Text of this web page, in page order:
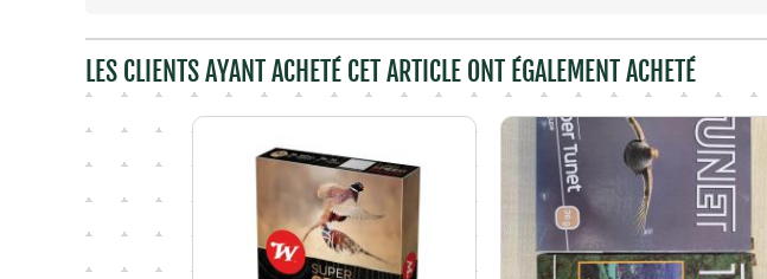
LES CLIENTS AYANT ACHETÉ CET ARTICLE ONT ÉGALEMENT ACHETÉ